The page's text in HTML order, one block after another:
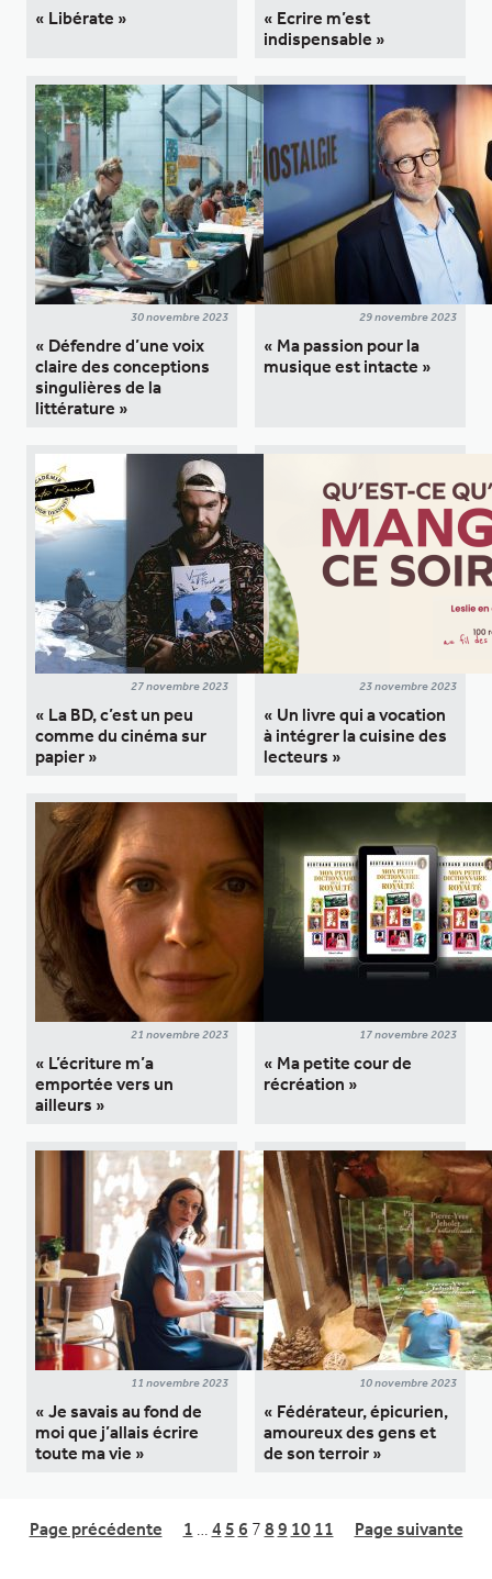
« Libérate »
« Ecrire m’est
indispensable »
30 novembre 2023
« Défendre d’une voix
claire des conceptions
singulières de la
littérature »
29 novembre 2023
« Ma passion pour la
musique est intacte »
27 novembre 2023
« La BD, c’est un peu
comme du cinéma sur
papier »
23 novembre 2023
« Un livre qui a vocation
à intégrer la cuisine des
lecteurs »
21 novembre 2023
« L’écriture m’a
emportée vers un
ailleurs »
17 novembre 2023
« Ma petite cour de
récréation »
11 novembre 2023
« Je savais au fond de
moi que j’allais écrire
toute ma vie »
10 novembre 2023
« Fédérateur, épicurien,
amoureux des gens et
de son terroir »
Page précédente 1 4 5 6 7 8 9 10 11 Page suivante